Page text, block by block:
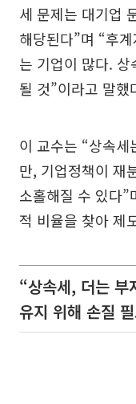
세 문제는 대기업
해당된다”며 “후
는 기업이 많다.
될 것”이라고 말했
이 교수는 “상속세
만, 기업정책이 재
소홀해질 수 있다”
적 비율을 찾아 제
“상속세, 더는
유지 위해 손질